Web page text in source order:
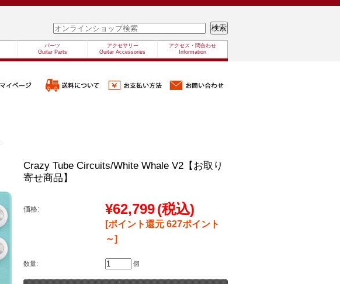
パーツ
Guitar Parts
アクセサリー
Guitar Accessories
アクセス・問合わせ
Information
Crazy Tube Circuits/White Whale V2【お取り
寄せ商品】
価格: ¥62,799(税込)
[ポイント還元 627ポイント
～]
数量: 個